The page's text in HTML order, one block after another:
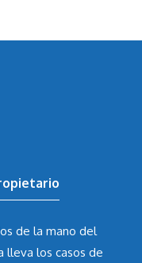
de la mano del
lleva los casos de